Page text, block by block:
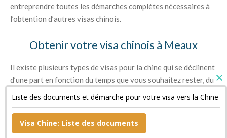
entreprendre toutes les démarches complètes nécessaires à
l’obtention d’autres visas chinois.
Obtenir votre visa chinois à Meaux
Il existe plusieurs types de visas pour la chine qui se déclinent
d’une part en fonction du temps que vous souhaitez rester, du
nombre d’entrées et sorties que vous prévoyez de faire mais
aussi des raisons pour lesquelles vous souhaitez vous rendre
en Chine (raisons professionnelles, touristiques, étudiantes
notamment).
Liste des documents et démarche pour votre visa vers la Chine
Visa Chine: Liste des documents